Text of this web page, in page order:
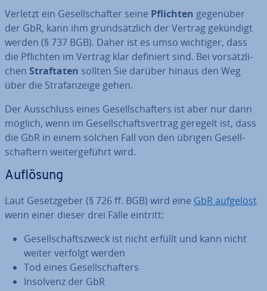
Verletzt ein Ge­sell­schaf­ter seine Pflichten gegenüber
der GbR, kann ihm grund­sätz­lich der Vertrag gekündigt
werden (§ 737 BGB). Daher ist es umso wichtiger, dass
die Pflichten im Vertrag klar definiert sind. Bei vor­sätz­li­
chen Straf­ta­ten sollten Sie darüber hinaus den Weg
über die Straf­an­zei­ge gehen.
Der Aus­schluss eines Ge­sell­schaf­ters ist aber nur dann
möglich, wenn im Ge­sell­schafts­ver­trag geregelt ist, dass
die GbR in einem solchen Fall von den übrigen Ge­sell­
schaf­tern wei­ter­ge­führt wird.
Auflösung
Laut Ge­setz­ge­ber (§ 726 ff. BGB) wird eine GbR aufgelöst
wenn einer dieser drei Fälle eintritt:
Ge­sell­schafts­zweck ist nicht erfüllt und kann nicht
weiter verfolgt werden
Tod eines Ge­sell­schaf­ters
Insolvenz der GbR